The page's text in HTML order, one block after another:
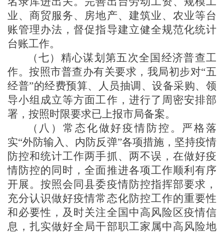
业、商贸服务、房地产、建筑业、农业等台
账管理办法 ，督促指导建立健全规范化统计
台账工作。
（七）精心谋划第五次全国经济普查工
作。按照市普查办有关要求，我局初步对“五
经普”的经费预算、人员抽调、设备采购、领
导小组成立等方面工作，进行了周密安排部
署，按照时限要求已上报市局备案。
（ 八 ）常态化做好疫情防控 。 严格落
实“外防输入、内防反弹”各项措施，坚持疫情
防控和统计工作两手抓、两不误，在做好疫
情防控的同时，全面推进各项工作顺利有序
开展。按照会同县委疫情防控指挥部要求 ，
充分认识做好疫情常态化防控工作的重要性
和必要性，及时关注全国中高风险区疫情信
息，扎实做好全局干部职工家属中高风险地